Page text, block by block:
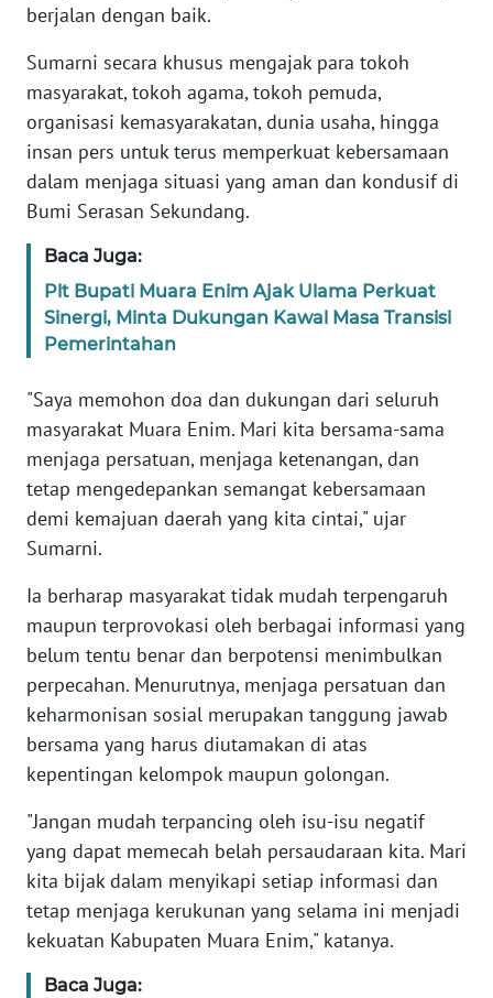
berjalan dengan baik.
Sumarni secara khusus mengajak para tokoh
masyarakat, tokoh agama, tokoh pemuda,
organisasi kemasyarakatan, dunia usaha, hingga
insan pers untuk terus memperkuat kebersamaan
dalam menjaga situasi yang aman dan kondusif di
Bumi Serasan Sekundang.
Baca Juga:
Plt Bupati Muara Enim Ajak Ulama Perkuat
Sinergi, Minta Dukungan Kawal Masa Transisi
Pemerintahan
"Saya memohon doa dan dukungan dari seluruh
masyarakat Muara Enim. Mari kita bersama-sama
menjaga persatuan, menjaga ketenangan, dan
tetap mengedepankan semangat kebersamaan
demi kemajuan daerah yang kita cintai," ujar
Sumarni.
Ia berharap masyarakat tidak mudah terpengaruh
maupun terprovokasi oleh berbagai informasi yang
belum tentu benar dan berpotensi menimbulkan
perpecahan. Menurutnya, menjaga persatuan dan
keharmonisan sosial merupakan tanggung jawab
bersama yang harus diutamakan di atas
kepentingan kelompok maupun golongan.
"Jangan mudah terpancing oleh isu-isu negatif
yang dapat memecah belah persaudaraan kita. Mari
kita bijak dalam menyikapi setiap informasi dan
tetap menjaga kerukunan yang selama ini menjadi
kekuatan Kabupaten Muara Enim," katanya.
Baca Juga:
Wahana
Regional
WN
SUMUT
JAKARTA
JABAR
WN
NTT
WN
KEPRI
WN
PAPUA
WN
PAPUA
WN
WN
SERAMBI
WN
JAMBI